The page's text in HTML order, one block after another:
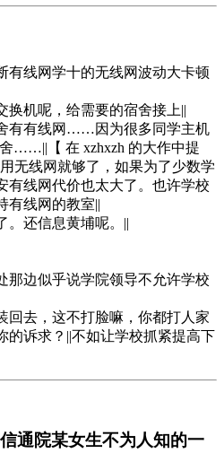
有线网学十的无线网波动大卡顿
换机呢，给需要的宿舍接上||
有有线网……因为很多同学主机
……||【 在 xzhxzh 的大作中提
无线网就够了，如果为了少数学
有线网代价也太大了。也许学校
有线网的教室||
。还信息黄埔呢。||
那边似乎说学院领导不允许学校
回去，这不打脸嘛，你都打人家
的诉求？||不如让学校抓紧提高下
通院某女生不为人知的一